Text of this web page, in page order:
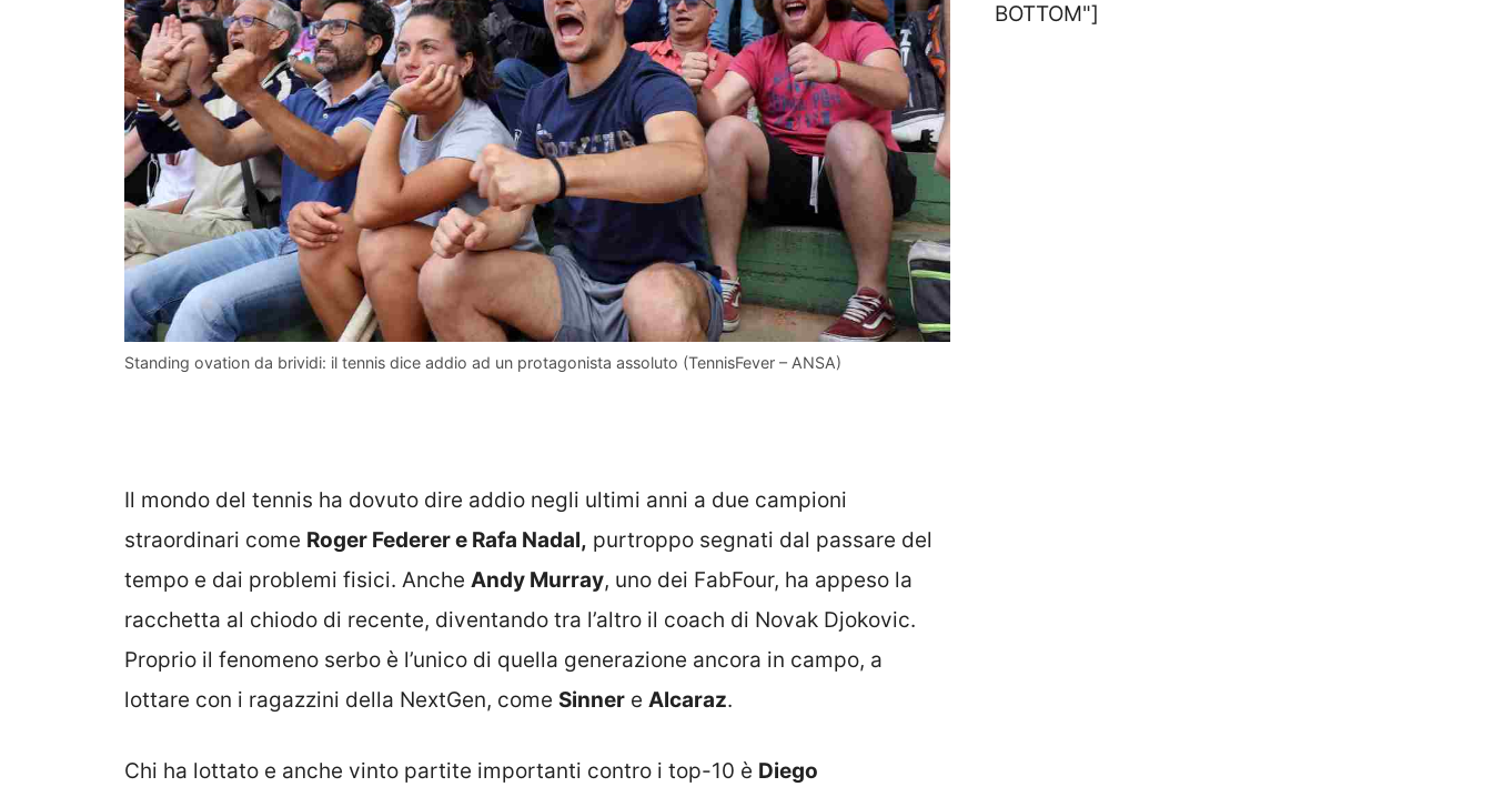
Standing ovation da brividi: il tennis dice addio ad un protagonista assoluto (TennisFever – ANSA)
Il mondo del tennis ha dovuto dire addio negli ultimi anni a due campioni
straordinari come Roger Federer e Rafa Nadal, purtroppo segnati dal passare del
tempo e dai problemi fisici. Anche Andy Murray, uno dei FabFour, ha appeso la
racchetta al chiodo di recente, diventando tra l’altro il coach di Novak Djokovic.
Proprio il fenomeno serbo è l’unico di quella generazione ancora in campo, a
lottare con i ragazzini della NextGen, come Sinner e Alcaraz.
Chi ha lottato e anche vinto partite importanti contro i top-10 è Diego
BOTTOM"]